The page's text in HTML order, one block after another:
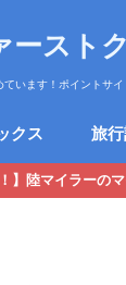
スト
います！ポイントサ
クス 旅
】陸マイラーの